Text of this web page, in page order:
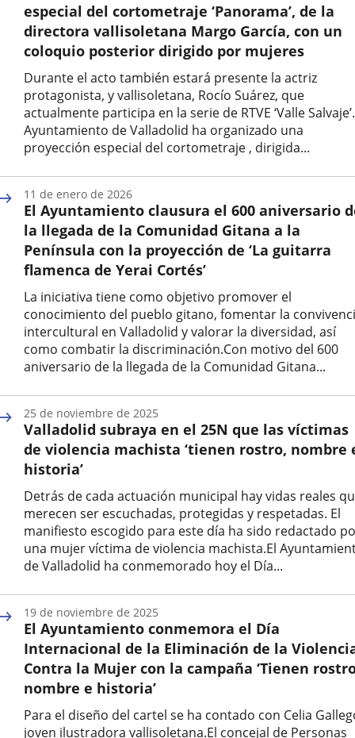
especial del cortometraje ‘Panorama’, de la
directora vallisoletana Margo García, con un
coloquio posterior dirigido por mujeres
Durante el acto también estará presente la actriz
protagonista, y vallisoletana, Rocío Suárez, que
actualmente participa en la serie de RTVE ‘Valle
Ayuntamiento de Valladolid ha organizado una
proyección especial del cortometraje , dirigida...
la
noticia
El Ayuntamiento clausura el 600 aniversario
la llegada de la Comunidad Gitana a la
Península con la proyección de ‘La guitarra
flamenca de Yerai Cortés’
La iniciativa tiene como objetivo promover el
conocimiento del pueblo gitano, fomentar la
intercultural en Valladolid y valorar la diversidad, así
como combatir la discriminación.Con motivo del 600
aniversario de la llegada de la Comunidad Gitana...
la
noticia
11 de enero de 2026
Valladolid subraya en el 25N que las víctimas
de violencia machista ‘tienen rostro, nombre
historia’
Detrás de cada actuación municipal hay vidas reales
merecen ser escuchadas, protegidas y respetadas. El
manifiesto escogido para este día ha sido redactado
una mujer víctima de violencia machista.El
de Valladolid ha conmemorado hoy el Día...
la
noticia
25 de noviembre de 2025
El Ayuntamiento conmemora el Día
Internacional de la Eliminación de la
Contra la Mujer con la campaña ‘Tienen
nombre e historia’
Para el diseño del cartel se ha contado con Celia
joven ilustradora vallisoletana.El concejal de Personas
19 de noviembre de 2025